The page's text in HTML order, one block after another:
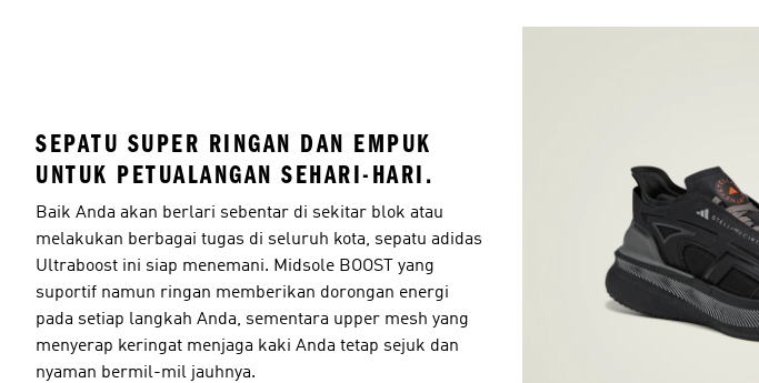
SEPATU SUPER RINGAN DAN EMPUK
UNTUK PETUALANGAN SEHARI-HARI.
Baik Anda akan berlari sebentar di sekitar blok atau
melakukan berbagai tugas di seluruh kota, sepatu adidas
Ultraboost ini siap menemani. Midsole BOOST yang
suportif namun ringan memberikan dorongan energi
pada setiap langkah Anda, sementara upper mesh yang
menyerap keringat menjaga kaki Anda tetap sejuk dan
nyaman bermil-mil jauhnya.